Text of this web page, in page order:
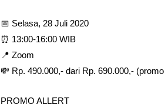
📅 Selasa, 28 Juli 2020
⏰ 13:00-16:00 WIB
📍 Zoom
💸 Rp. 490.000,- dari Rp. 690.000,-
PROMO ALLERT